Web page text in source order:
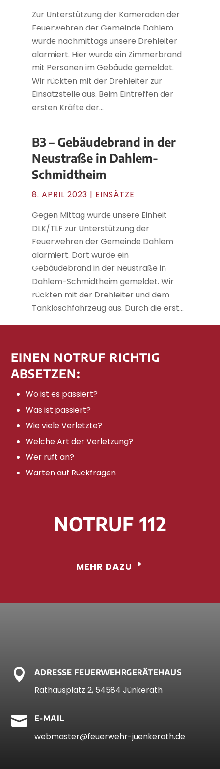
Zur Unterstützung der Kameraden der
Feuerwehren der Gemeinde Dahlem
wurde nachmittags unsere Drehleiter
alarmiert. Hier wurde ein Zimmerbrand
mit Personen im Gebäude gemeldet.
Wir rückten mit der Drehleiter zur
Einsatzstelle aus. Beim Eintreffen der
ersten Kräfte der...
B3 – Gebäudebrand in der
Neustraße in Dahlem-
Schmidtheim
8. APRIL 2023 | EINSÄTZE
Gegen Mittag wurde unsere Einheit
DLK/TLF zur Unterstützung der
Feuerwehren der Gemeinde Dahlem
alarmiert. Dort wurde ein
Gebäudebrand in der Neustraße in
Dahlem-Schmidtheim gemeldet. Wir
rückten mit der Drehleiter und dem
Tanklöschfahrzeug aus. Durch die erst...
EINEN NOTRUF RICHTIG
ABSETZEN:
Wo ist es passiert?
Was ist passiert?
Wie viele Verletzte?
Welche Art der Verletzung?
Wer ruft an?
Warten auf Rückfragen
NOTRUF 112
MEHR DAZU
 ADRESSE FEUERWEHRGERÄTEHAUS
Rathausplatz 2, 54584 Jünkerath
 E-MAIL
webmaster@feuerwehr-juenkerath.de